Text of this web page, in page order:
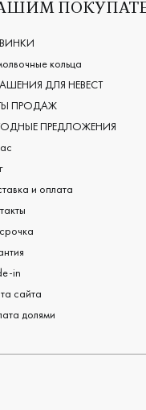
кольца
ДЛЯ НЕВЕСТ
ПРОДАЖ
ПРЕДЛОЖЕНИЯ
и оплата
in
сайта
долями